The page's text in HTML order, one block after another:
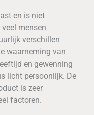
en is niet
mensen
verschillen
waarneming van
en gewenning
licht persoonlijk. De
is zeer
factoren.